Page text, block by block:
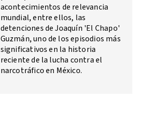
acontecimientos de relevancia
mundial, entre ellos, las
detenciones de Joaquín 'El Chapo'
Guzmán, uno de los episodios más
significativos en la historia
reciente de la lucha contra el
narcotráfico en México.